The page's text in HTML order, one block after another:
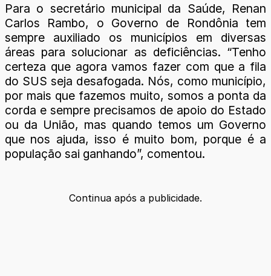
Para o secretário municipal da Saúde, Renan
Carlos Rambo, o Governo de Rondônia tem
sempre auxiliado os municípios em diversas
áreas para solucionar as deficiências. “Tenho
certeza que agora vamos fazer com que a fila
do SUS seja desafogada. Nós, como município,
por mais que fazemos muito, somos a ponta da
corda e sempre precisamos de apoio do Estado
ou da União, mas quando temos um Governo
que nos ajuda, isso é muito bom, porque é a
população sai ganhando”, comentou.
Continua após a publicidade.